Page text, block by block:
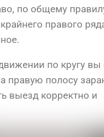
по общему
правого
по кругу вы
правую полосу
выезд корректно и